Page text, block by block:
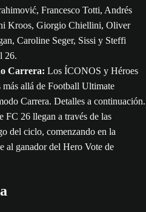
Francesco Totti, Andrés
Kroos, Giorgio Chiellini, Oliver
Caroline Seger, Sissi y Steffi
26.
Carrera: Los ÍCONOS y Héroes
más allá de Football Ultimate
Carrera. Detalles a continuación.
FC 26 llegan a través de las
del ciclo, comenzando en la
al ganador del Hero Vote de